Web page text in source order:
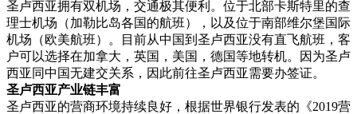
圣卢西亚拥有双机场，交通极其便利。位于北部卡斯特里的查
理士机场（加勒比岛各国的航班），以及位于南部维尔堡国际
机场（欧美航班）。目前从中国到圣卢西亚没有直飞航班，客
户可以选择在加拿大，英国，美国，德国等地转机。因为圣卢
西亚同中国无建交关系，因此前往圣卢西亚需要办签证。
圣卢西亚产业链丰富
圣卢西亚的营商环境持续良好，根据世界银行发表的《2019营